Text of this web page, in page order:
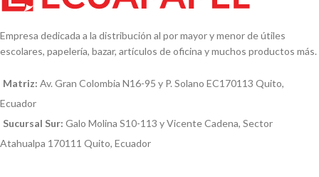
Empresa dedicada a la distribución al por mayor y menor de útiles
escolares, papelería, bazar, artículos de oficina y muchos productos más.
Matriz: Av. Gran Colombia N16-95 y P. Solano EC170113 Quito,
Ecuador
Sucursal Sur: Galo Molina S10-113 y Vicente Cadena, Sector
Atahualpa 170111 Quito, Ecuador